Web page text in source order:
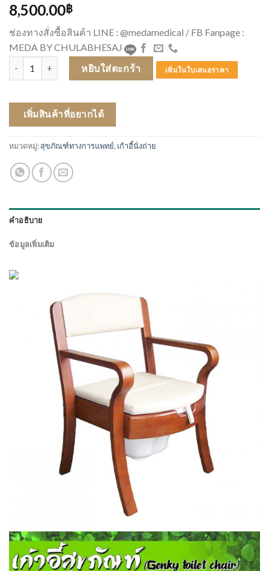
8,500.00฿
ช่องทางสั่งซื้อสินค้า LINE : @medamedical / FB Fanpage :
MEDA BY CHULABHESAJ
จำนวน เก้าอี้นั่งถ่ายไม้ ชิ้นหยิบใส่ตะกร้า เพิ่มในใบเสนอราคา
เพิ่มสินค้าที่อยากได้
หมวดหมู่:สุขภัณฑ์ทางการแพทย์, เก้าอี้นั่งถ่าย
คำอธิบาย
ข้อมูลเพิ่มเติม